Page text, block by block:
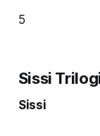
5
Sissi
Sissi